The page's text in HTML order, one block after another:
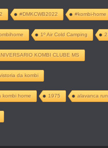
#DMKCWB2022 #kombi-home
1º Air Cold Camping
KOMBI CLUBE MS
da kombi
kombi home 1975 alavanca